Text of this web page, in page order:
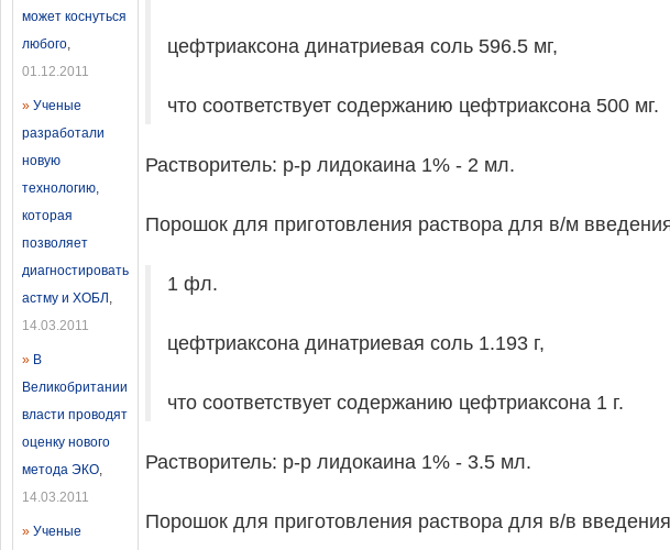
может коснуться
любого,
01.12.2011
» Ученые
разработали
новую
технологию,
которая
позволяет
диагностировать
астму и ХОБЛ ,
14.03.2011
» В
Великобритании
власти проводят
оценку нового
метода ЭКО,
14.03.2011
» Ученые
цефтриаксона динатриевая соль 596.5 мг,
что соответствует содержанию цефтриаксона 500 мг.
Растворитель: р-р лидокаина 1% - 2 мл.
Порошок для приготовления раствора для в/м
1 фл.
цефтриаксона динатриевая соль 1.193 г,
что соответствует содержанию цефтриаксона 1 г.
Растворитель: р-р лидокаина 1% - 3.5 мл.
Порошок для приготовления раствора для в/в